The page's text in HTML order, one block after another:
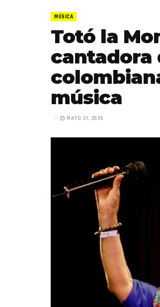
MÚSICA
Totó la
cantadora
música
MAYO 21, 2026